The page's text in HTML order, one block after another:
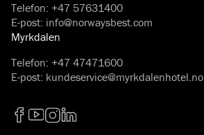
Telefon: +47 57631400
E-post: info@norwaysbest.com
Myrkdalen
Telefon: +47 47471600
E-post: kundeservice@myrkdalenhotel.no